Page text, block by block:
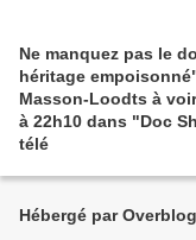
Ne manquez pas le
héritage
Masson-Loodts à
à 22h10 dans "Doc
télé
Hébergé par Overblog